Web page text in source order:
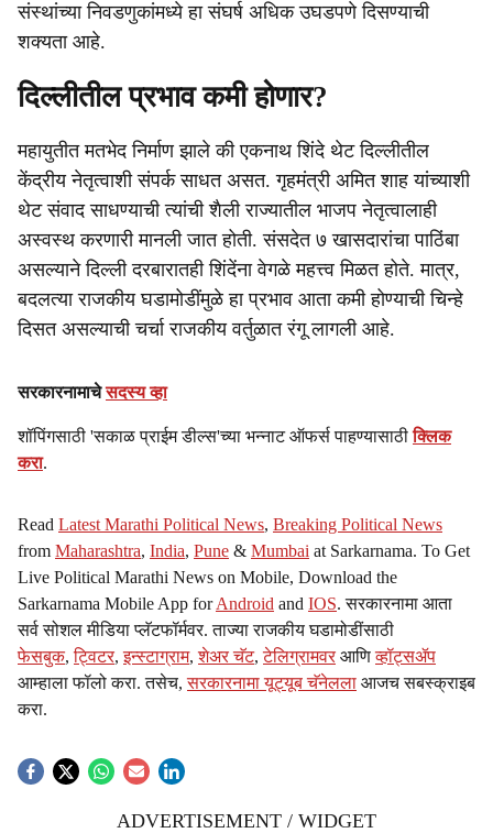
संस्थांच्या निवडणुकांमध्ये हा संघर्ष अधिक उघडपणे दिसण्याची
शक्यता आहे.
दिल्लीतील प्रभाव कमी होणार?
महायुतीत मतभेद निर्माण झाले की एकनाथ शिंदे थेट दिल्लीतील
केंद्रीय नेतृत्वाशी संपर्क साधत असत. गृहमंत्री अमित शाह यांच्याशी
थेट संवाद साधण्याची त्यांची शैली राज्यातील भाजप नेतृत्वालाही
अस्वस्थ करणारी मानली जात होती. संसदेत ७ खासदारांचा पाठिंबा
असल्याने दिल्ली दरबारातही शिंदेंना वेगळे महत्त्व मिळत होते. मात्र,
बदलत्या राजकीय घडामोडींमुळे हा प्रभाव आता कमी होण्याची चिन्हे
दिसत असल्याची चर्चा राजकीय वर्तुळात रंगू लागली आहे.
सरकारनामाचेसदस्य व्हा
शॉपिंगसाठी 'सकाळ प्राईम डील्स'च्या भन्नाट ऑफर्स पाहण्यासाठीक्लिक
करा.
Read Latest Marathi Political News, Breaking Political News
from Maharashtra, India, Pune & Mumbai at Sarkarnama. To Get
Live Political Marathi News on Mobile, Download the
Sarkarnama Mobile App forAndroid and IOS. सरकारनामा आता
सर्व सोशल मीडिया प्लॅटफॉर्मवर. ताज्या राजकीय घडामोडींसाठी
फेसबुक,ट्विटर,इन्स्टाग्राम,शेअर चॅट,टेलिग्रामवर आणिव्हॉट्सॲप
आम्हाला फॉलो करा. तसेच,सरकारनामा यूट्यूब चॅनेलला आजच सबस्क्राइब
करा.
ADVERTISEMENT / WIDGET